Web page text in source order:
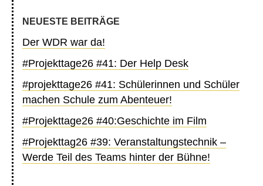
NEUESTE BEITRÄGE
Der WDR war da!
#Projekttage26 #41: Der Help Desk
#projekttage26 #41: Schülerinnen und Schüler
machen Schule zum Abenteuer!
#Projekttage26 #40:Geschichte im Film
#Projekttag26 #39: Veranstaltungstechnik –
Werde Teil des Teams hinter der Bühne!